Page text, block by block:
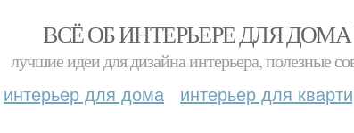
ВСЁ ОБ ИНТЕРЬЕРЕ ДЛЯ
лучшие идеи для дизайна интерьера, полезные
интерьер для дома интерьер для